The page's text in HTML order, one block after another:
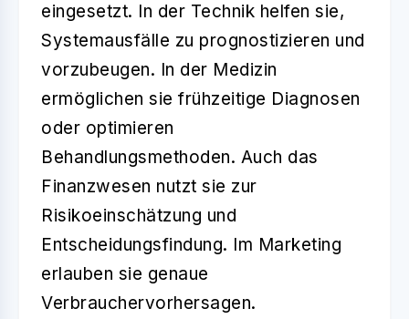
eingesetzt. In der Technik helfen sie,
Systemausfälle zu prognostizieren und
vorzubeugen. In der Medizin
ermöglichen sie frühzeitige Diagnosen
oder optimieren
Behandlungsmethoden. Auch das
Finanzwesen nutzt sie zur
Risikoeinschätzung und
Entscheidungsfindung. Im Marketing
erlauben sie genaue
Verbrauchervorhersagen.